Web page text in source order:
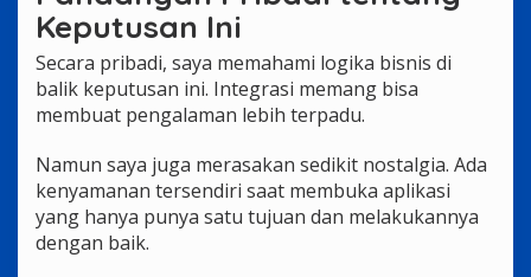
Keputusan Ini
Secara pribadi, saya memahami logika bisnis di
balik keputusan ini. Integrasi memang bisa
membuat pengalaman lebih terpadu.
Namun saya juga merasakan sedikit nostalgia. Ada
kenyamanan tersendiri saat membuka aplikasi
yang hanya punya satu tujuan dan melakukannya
dengan baik.